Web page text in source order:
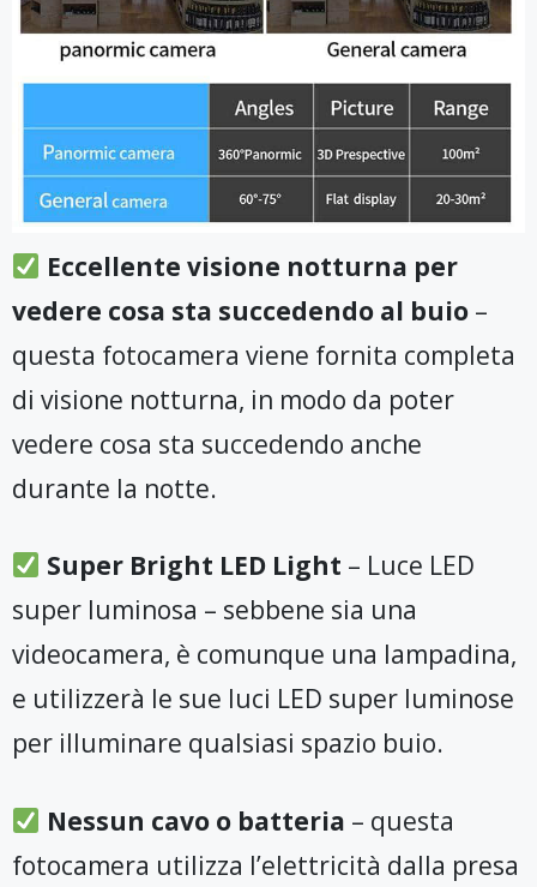
Eccellente visione notturna per
vedere cosa sta succedendo al buio –
questa fotocamera viene fornita completa
di visione notturna, in modo da poter
vedere cosa sta succedendo anche
durante la notte.
Super Bright LED Light – Luce LED
super luminosa – sebbene sia una
videocamera, è comunque una lampadina,
e utilizzerà le sue luci LED super luminose
per illuminare qualsiasi spazio buio.
Nessun cavo o batteria – questa
fotocamera utilizza l’elettricità dalla presa